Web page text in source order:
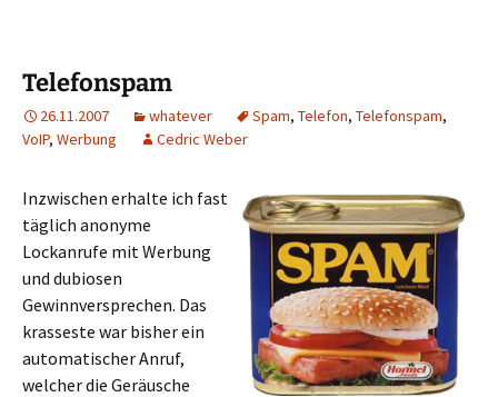
Telefonspam
26.11.2007 whatever Spam, Telefon, Telefonspam,
VoIP, Werbung Cedric Weber
Inzwischen erhalte ich fast
täglich anonyme
Lockanrufe mit Werbung
und dubiosen
Gewinnversprechen. Das
krasseste war bisher ein
automatischer Anruf,
welcher die Geräusche